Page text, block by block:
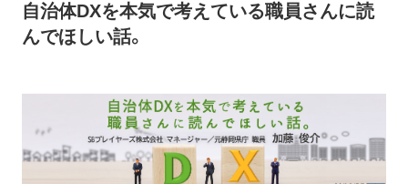
自治体DXを本気で考えている職員さんに読
んでほしい話。